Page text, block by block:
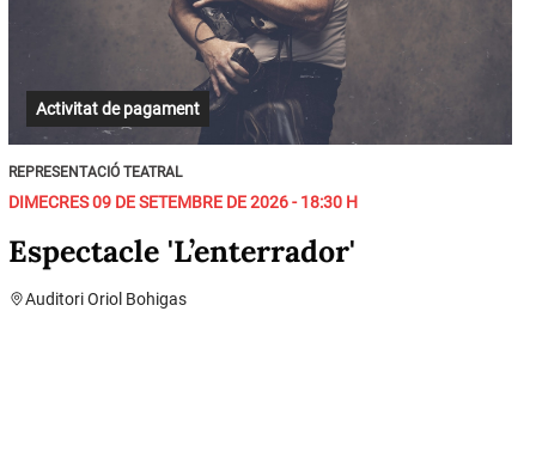
Activitat de pagament
REPRESENTACIÓ TEATRAL
DIMECRES 09 DE SETEMBRE DE 2026 - 18:30 H
Espectacle 'L’enterrador'
Auditori Oriol Bohigas